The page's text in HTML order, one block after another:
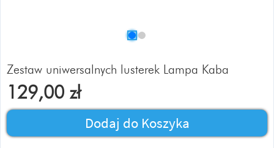
Zestaw uniwersalnych lusterek Lampa Kaba
129,00 zł
Dodaj do Koszyka